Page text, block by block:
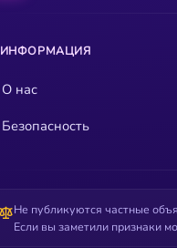
ИНФОРМАЦИЯ
О нас
Безопасность
Не публикуются частные
Если вы заметили признаки